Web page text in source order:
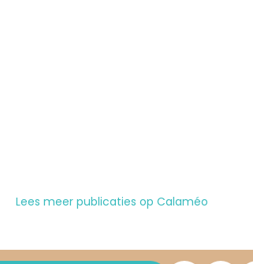
Lees meer publicaties op Calaméo